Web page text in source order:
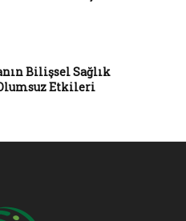
Bilişsel Sağlık
Etkileri